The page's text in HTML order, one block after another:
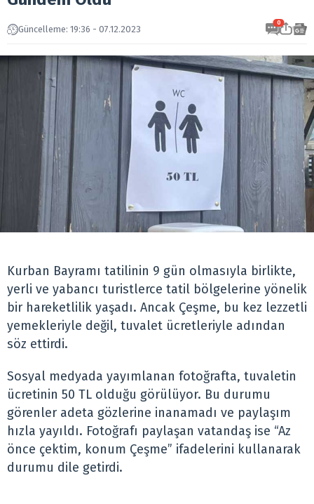
Güncelleme: 19:36 - 07.12.2023
0
Kurban Bayramı tatilinin 9 gün olmasıyla birlikte,
yerli ve yabancı turistlerce tatil bölgelerine yönelik
bir hareketlilik yaşadı. Ancak Çeşme, bu kez lezzetli
yemekleriyle değil, tuvalet ücretleriyle adından
söz ettirdi.
Sosyal medyada yayımlanan fotoğrafta, tuvaletin
ücretinin 50 TL olduğu görülüyor. Bu durumu
görenler adeta gözlerine inanamadı ve paylaşım
hızla yayıldı. Fotoğrafı paylaşan vatandaş ise “Az
önce çektim, konum Çeşme” ifadelerini kullanarak
durumu dile getirdi.